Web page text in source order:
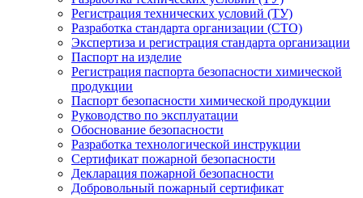
Регистрация технических условий (ТУ)
Разработка стандарта организации (СТО)
Экспертиза и регистрация стандарта организации
Паспорт на изделие
Регистрация паспорта безопасности химической
продукции
Паспорт безопасности химической продукции
Руководство по эксплуатации
Обоснование безопасности
Разработка технологической инструкции
Сертификат пожарной безопасности
Декларация пожарной безопасности
Добровольный пожарный сертификат